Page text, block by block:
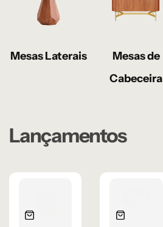
Mesas Laterais
Mesas de
Cabeceira
Lançamentos